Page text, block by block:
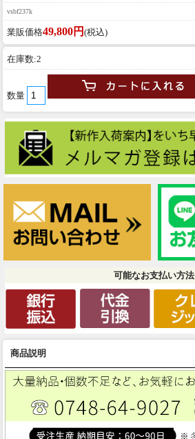
vsbf237k
業販価格49,800円 (税込)
在庫数:2
数量
可能なお支払い方法
商品説明